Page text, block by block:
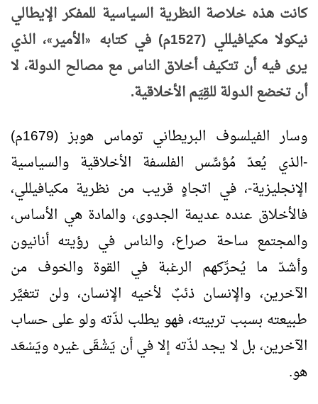
كانت هذه خلاصة النظرية السياسية للمفكر الإيطالي
نيكولا مكيافيللي (1527م) في كتابه
«الأمير»، الذي
يرى فيه أن تتكيف أخلاق الناس مع مصالح الدولة، لا
أن تخضع الدولة للقِيَم الأخلاقية.
وسار الفيلسوف البريطاني توماس هوبز (1679م)
-الذي يُعدّ مُؤسِّس الفلسفة الأخلاقية والسياسية
الإنجليزية-، في اتجاهٍ قريب من نظرية مكيافيللي،
فالأخلاق عنده عديمة الجدوى، والمادة هي الأساس،
والمجتمع ساحة صراع، والناس في رؤيته أنانيون
وأشدّ ما يُحرِّكهم الرغبة في القوة والخوف من
الآخرين، والإنسان ذئبٌ لأخيه الإنسان، ولن تتغيَّر
طبيعته بسبب تربيته، فهو يطلب لذّته ولو على حساب
الآخرين، بل لا يجد لذّته إلا في أن يَشْقَى غيره ويَسْعَد
هو.